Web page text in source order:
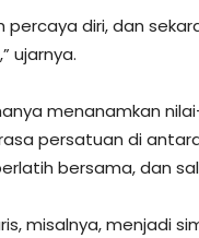
percaya diri, dan
ujarnya.
menanamkan
persatuan di
bersama, dan
misalnya, menjadi